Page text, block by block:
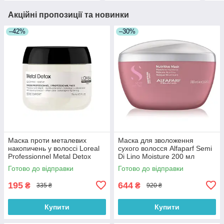
Акційні пропозиції та новинки
–42%
Маска проти металевих
накопичень у волоссі Loreal
Professionnel Metal Detox
Mask 75 мл
Готово до відправки
195 ₴ 335 ₴
Купити
–30%
Маска для зволоження
сухого волосся Alfaparf Semi
Di Lino Moisture 200 мл
Готово до відправки
644 ₴ 920 ₴
Купити